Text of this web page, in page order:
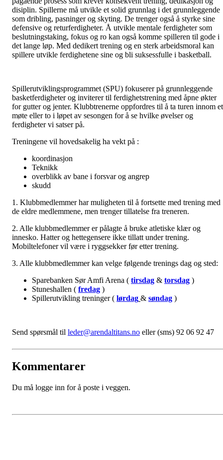
disiplin. Spillerne må utvikle et solid grunnlag i det grunnleggende
som dribling, pasninger og skyting. De trenger også å styrke sine
defensive og returferdigheter. Å utvikle mentale ferdigheter som
beslutningstaking, fokus og ro kan også komme spilleren til gode i
det lange løp. Med dedikert trening og en sterk arbeidsmoral kan
spillere utvikle ferdighetene sine og bli suksessfulle i basketball.
Spillerutviklingsprogrammet (SPU) fokuserer på grunnleggende
basketferdigheter og inviterer til ferdighetstrening med åpne økter
for gutter og jenter. Klubbtrenerne oppfordres til å ta turen innom et
møte eller to i løpet av sesongen for å se hvilke øvelser og
ferdigheter vi satser på.
Treningene vil hovedsakelig ha vekt på :
koordinasjon
Teknikk
overblikk av bane i forsvar og angrep
skudd
1. Klubbmedlemmer har muligheten til å fortsette med trening med
de eldre medlemmene, men trenger tillatelse fra treneren.
2. Alle klubbmedlemmer er pålagte å bruke atletiske klær og
innesko. Hatter og hettegensere ikke tillatt under trening.
Mobiltelefoner vil være i ryggsekker før etter trening.
3. Alle klubbmedlemmer kan velge følgende trenings dag og sted:
Sparebanken Sør Amfi Arena ( tirsdag & torsdag )
Stuneshallen ( fredag )
Spillerutvikling treninger ( lørdag & søndag )
Send spørsmål til leder@arendaltitans.no eller (sms) 92 06 92 47
Kommentarer
Du må logge inn for å poste i veggen.